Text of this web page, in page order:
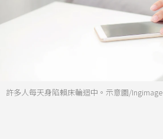
許多人每天身陷賴床輪迴中。示意圖/Ingimage